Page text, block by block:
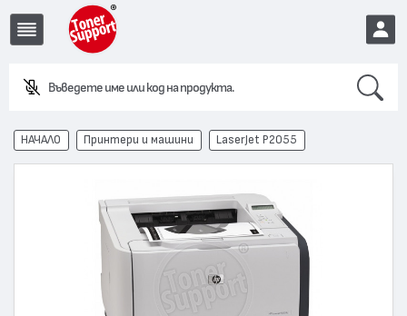
Въведете име или код на продукта.
EUR
НАЧАЛО Принтери и машини LaserJet P2055